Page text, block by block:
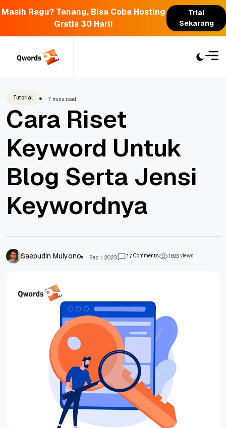
Masih Ragu? Tenang, Bisa Coba Hosting
Gratis 30 Hari!
Trial
Sekarang
Tutorial 7 mins read
Cara Riset
Keyword Untuk
Blog Serta Jensi
Keywordnya
Saepudin Mulyono Sep 1, 2023 17Comments 1693views